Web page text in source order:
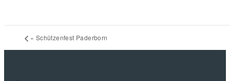
« Schützenfest Paderborn